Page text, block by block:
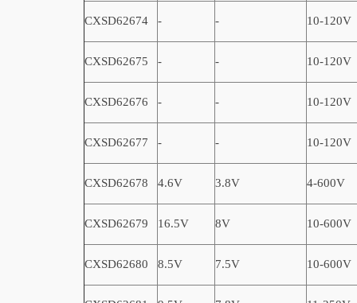
CXSD62674 - - 10-120V
CXSD62675 - - 10-120V
CXSD62676 - - 10-120V
CXSD62677 - - 10-120V
CXSD62678 4.6V 3.8V 4-600V
CXSD62679 16.5V 8V 10-600V
CXSD62680 8.5V 7.5V 10-600V